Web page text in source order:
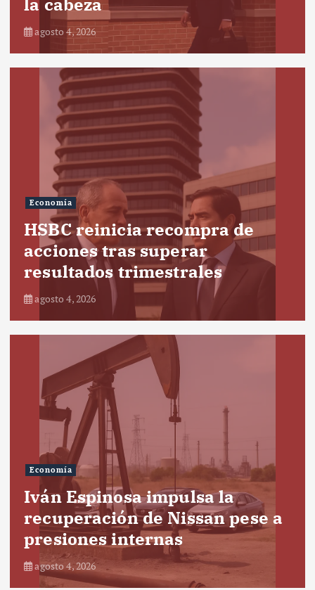
agosto 4, 2026
Economía
HSBC reinicia recompra de
acciones tras superar
resultados trimestrales
agosto 4, 2026
Economía
Iván Espinosa impulsa la
recuperación de Nissan pese a
presiones internas
agosto 4, 2026